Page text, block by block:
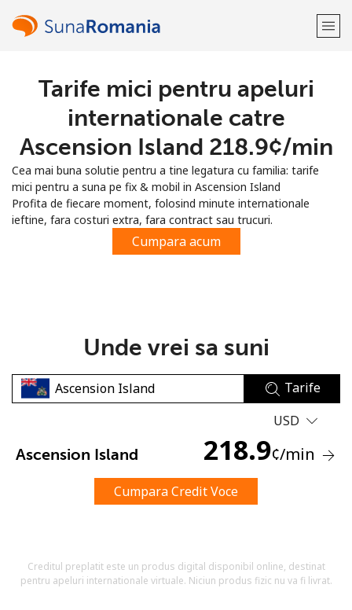
Bine-ai venit!
Inregistreaza-te cu
Minim 8 litere
Tarife mici pentru apeluri
internationale catre
Ascension Island ⁦218.9¢⁩/min
Cea mai buna solutie pentru a tine legatura cu familia: tarife
mici pentru a suna pe fix & mobil in Ascension Island
Profita de fiecare moment, folosind minute internationale
ieftine, fara costuri extra, fara contract sau trucuri.
Cumpara acum
Unde vrei sa suni
Tarife
USD
Ascension Island 218.9¢/min
Cumpara Credit Voce
Creditul preplatit este un produs digital disponibil online, destinat
pentru apeluri internationale virtuale. Niciun produs fizic nu va fi livrat.